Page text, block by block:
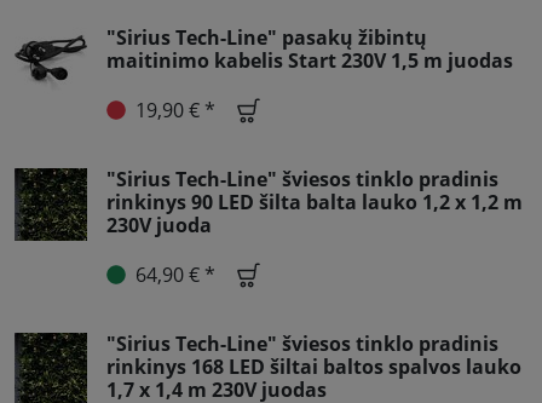
"Sirius Tech-Line" pasakų žibintų
maitinimo kabelis Start 230V 1,5 m juodas
19,90 € *
"Sirius Tech-Line" šviesos tinklo pradinis
rinkinys 90 LED šilta balta lauko 1,2 x 1,2 m
230V juoda
64,90 € *
"Sirius Tech-Line" šviesos tinklo pradinis
rinkinys 168 LED šiltai baltos spalvos lauko
1,7 x 1,4 m 230V juodas